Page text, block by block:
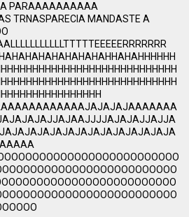
PARAAAAAAAAAA
TRNASPARECIA MANDASTE A